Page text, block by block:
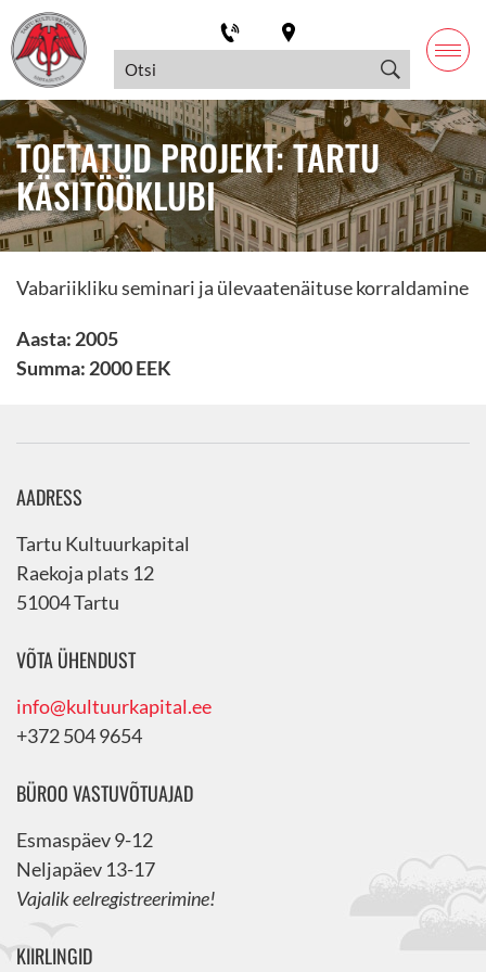
TOETATUD PROJEKT: TARTU
KÄSITÖÖKLUBI
Vabariikliku seminari ja ülevaatenäituse korraldamine
Aasta: 2005
Summa: 2000 EEK
AADRESS
Tartu Kultuurkapital
Raekoja plats 12
51004 Tartu
VÕTA ÜHENDUST
info@kultuurkapital.ee
+372 504 9654
BÜROO VASTUVÕTUAJAD
Esmaspäev 9-12
Neljapäev 13-17
Vajalik eelregistreerimine!
KIIRLINGID